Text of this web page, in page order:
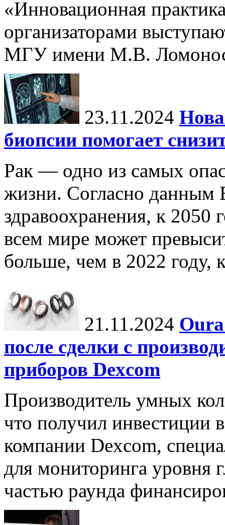
«Инновационная
организаторами
МГУ имени М.В.
23.11.2024
биопсии помогает
Рак — одно из самых
жизни. Согласно данным
здравоохранения, к 2050
всем мире может
больше, чем в 2022 году,
21.11.2024
после сделки с
приборов Dexcom
Производитель умных
что получил инвестиции
компании Dexcom,
для мониторинга уровня
частью раунда